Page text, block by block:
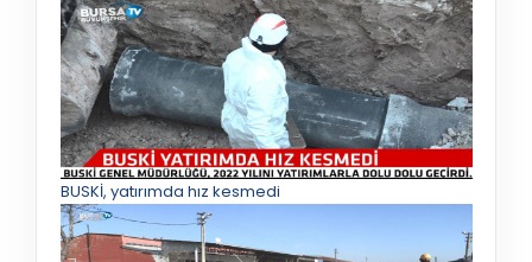
BUSKİ, yatırımda hız kesmedi